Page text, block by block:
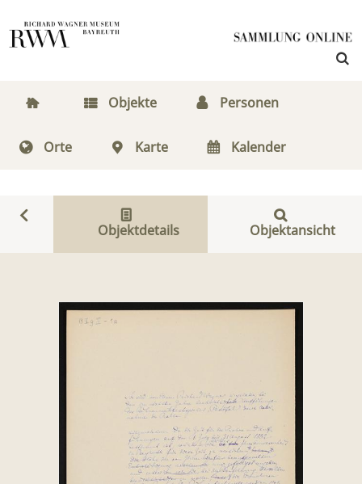
Objekte Personen
Orte Karte Kalender
Objektdetails Objektansicht